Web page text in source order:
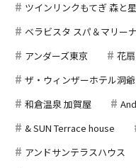
ツインリンクもてぎ 森と
ベラビスタ スパ＆マリー
アンダーズ東京
花扇
ザ・ウィンザーホテル洞
和倉温泉 加賀屋
& SUN Terrace house
アンドサンテラスハウス